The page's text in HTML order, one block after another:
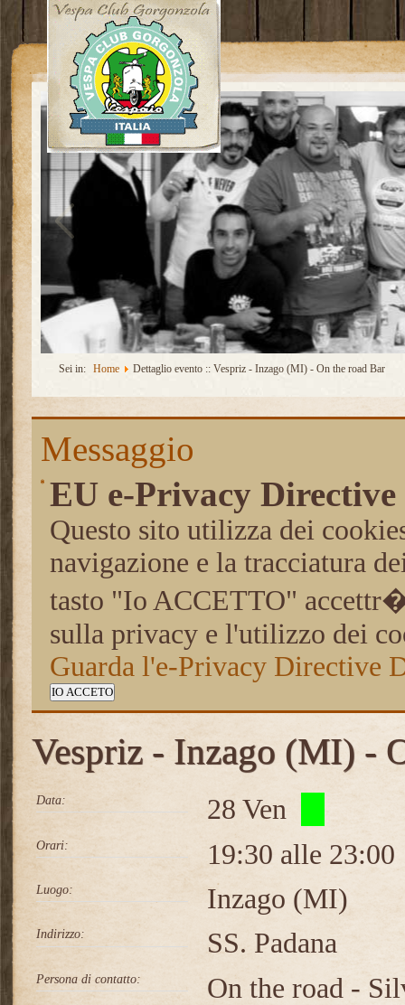
Sei in: Home Dettaglio evento :: Vespriz - Inzago (MI) - On the road Bar
Messaggio
EU e-Privacy Directive
Questo sito utilizza dei
navigazione e la tracciatura
tasto "Io ACCETTO"
sulla privacy e l'utilizzo dei
Guarda l'e-Privacy Directive
IO ACCETO
Vespriz - Inzago (MI) -
Data: 28 Ven
Orari: 19:30 alle 23:00
Luogo: Inzago (MI)
Indirizzo: SS. Padana
Persona di contatto: On the road -